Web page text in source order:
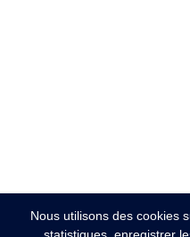
Nous utilisons des cookies